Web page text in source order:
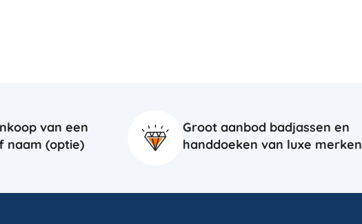
van een
naam (optie)
Groot aanbod badjassen en
handdoeken van luxe merken